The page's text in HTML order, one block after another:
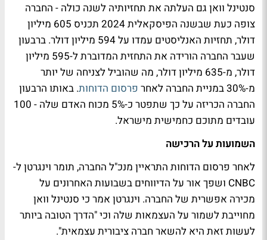
סנטינל וואן גם העלתה את תחזיותיה לשנה כולה - החברה
צופה כעת שבשנה הפיסקאלית 2024 תכניס 605 מיליון
דולר, תחזיות האנליסטים עמדו על 594 מיליון דולר. ברבעון
שעבר החברה הורידה את התחזית המדוברת ל-595 מיליון
דולר, מ-635 מיליון דולר, מה שהוביל לצניחה של יותר
מ-30% במניית החברה לאחר
פרסום הדוחות. באותו הרבעון
החברה הכריזה על כך שתפטר כ-5% מכוח האדם שלה - 100
עובדים מתוכם כחמישית מישראל.
השמועות על הרכישה
לאחר פרסום הדוחות התראיין מנכ"ל החברה, תומר וינגרטן ל-
CNBC ושפך אור על הדיווחים בשבועות האחרונים על
מכירה אפשרית של החברה. וינגרטן אמר כי סנטינל וואן
מחוייבת לשמור על העצמאות שלה וכי "הדרך הטובה ביותר
לעשות זאת היא להשאר חברה ציבורית עצמאית".